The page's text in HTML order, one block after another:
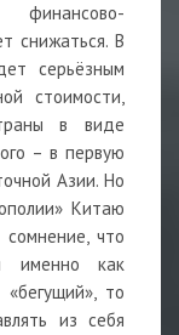
снижаться. В
серьёзным
стоимости,
в виде
– в первую
Азии. Но
Китаю
что
именно как
то
из себя